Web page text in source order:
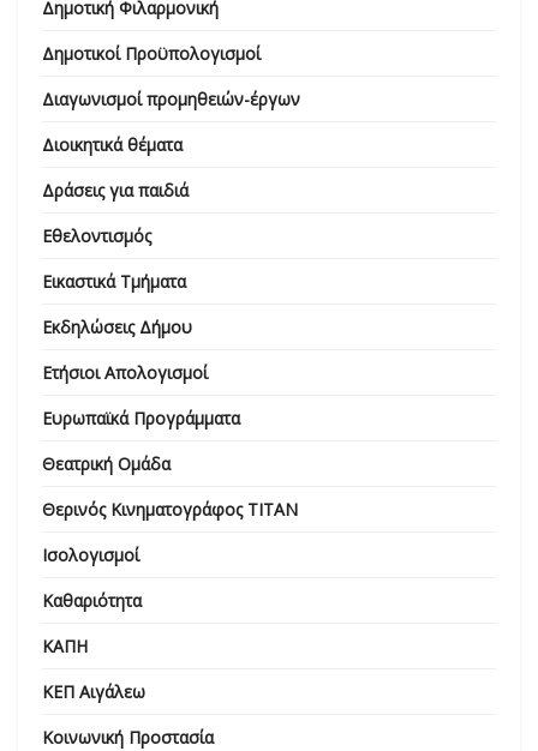
Δημοτική Φιλαρμονική
Δημοτικοί Προϋπολογισμοί
Διαγωνισμοί προμηθειών-έργων
Διοικητικά θέματα
Δράσεις για παιδιά
Εθελοντισμός
Εικαστικά Τμήματα
Εκδηλώσεις Δήμου
Ετήσιοι Απολογισμοί
Ευρωπαϊκά Προγράμματα
Θεατρική Ομάδα
Θερινός Κινηματογράφος ΤΙΤΑΝ
Ισολογισμοί
Καθαριότητα
ΚΑΠΗ
ΚΕΠ Αιγάλεω
Κοινωνική Προστασία